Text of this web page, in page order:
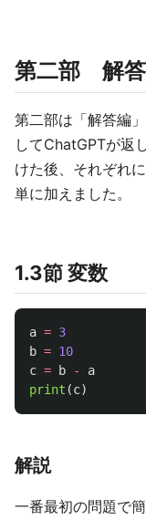
第二部 解
第二部は「解答編
してChatGPTが返
けた後、それぞれ
単に加えました。
1.3節 変数
a = 3
b = 10
c = b -
a
print (c)
解説
一番最初の問題で